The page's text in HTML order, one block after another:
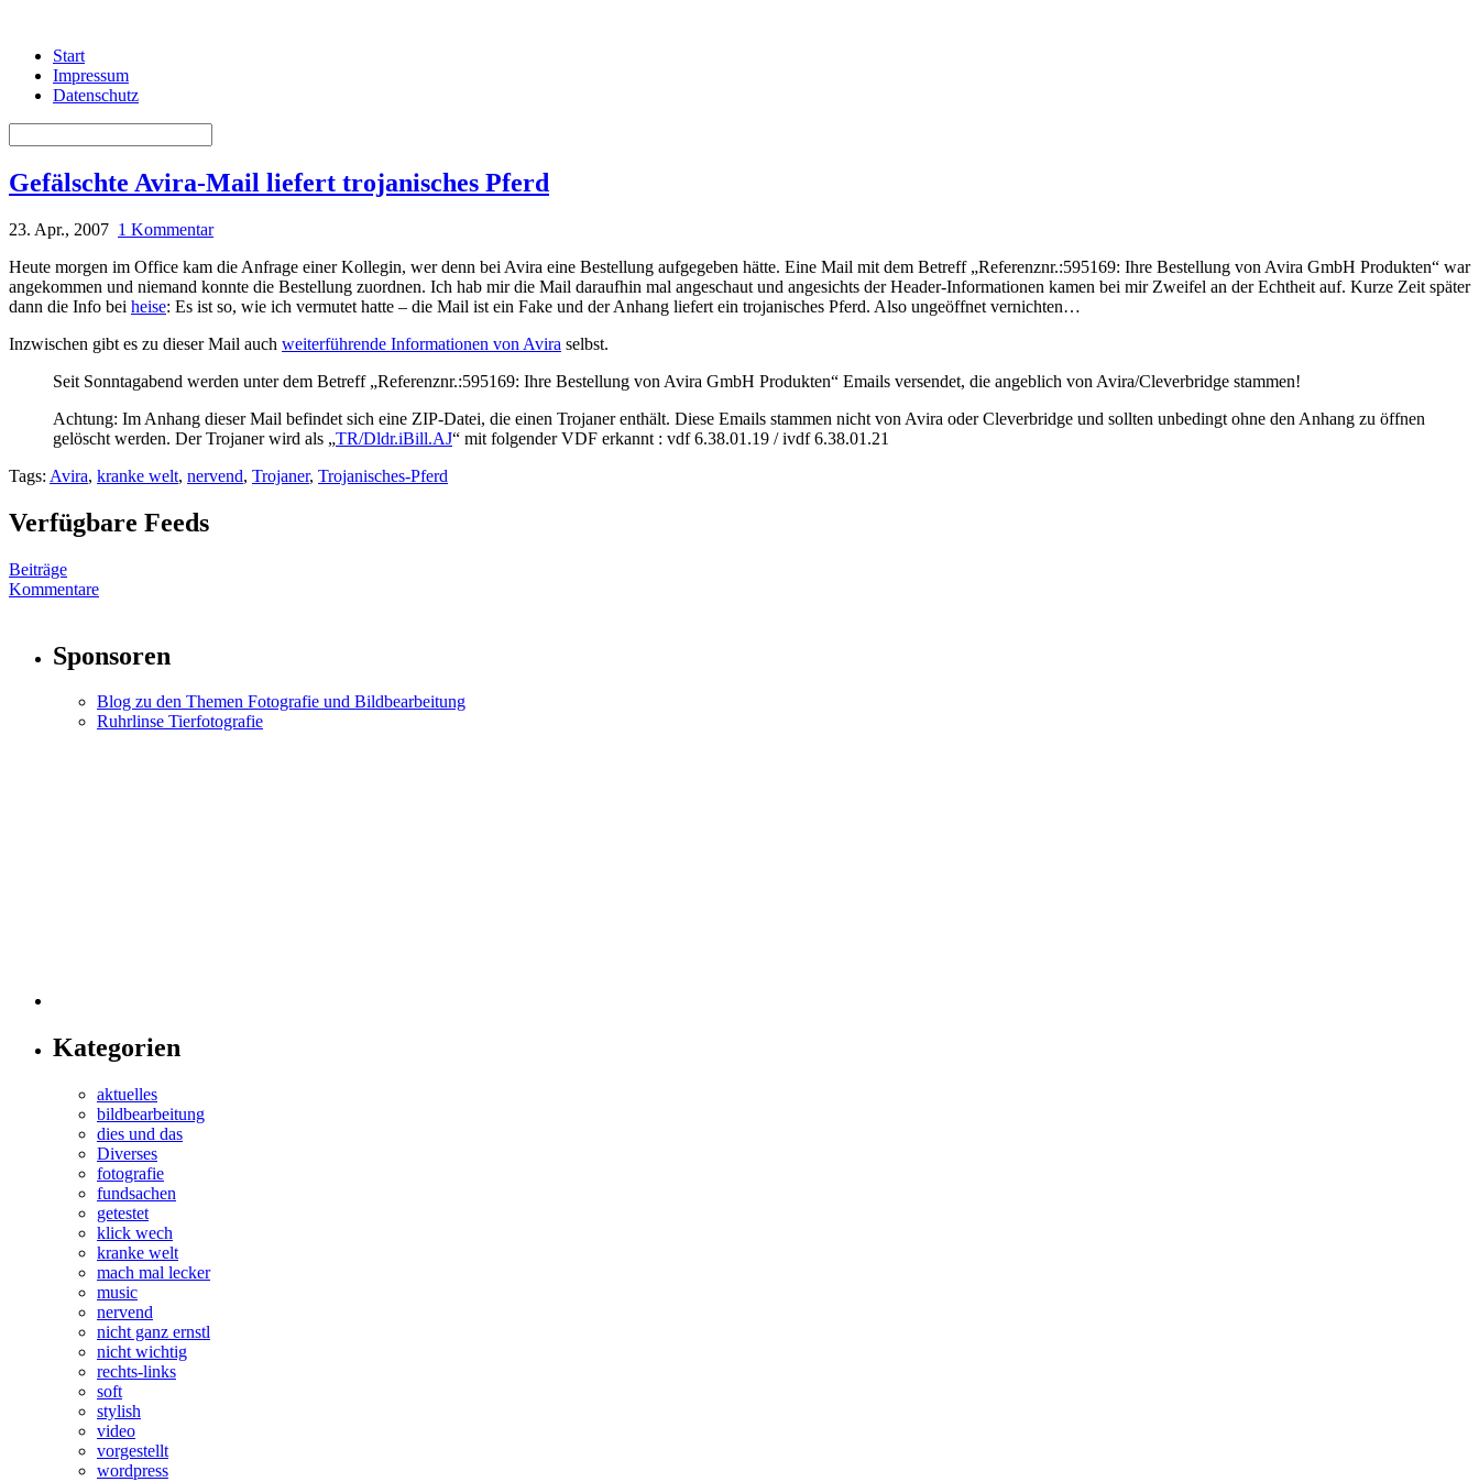
Start
Impressum
Datenschutz
Gefälschte Avira-Mail liefert trojanisches Pferd
23. Apr., 2007 1 Kommentar
Heute morgen im Office kam die Anfrage einer Kollegin, wer denn bei Avira eine Bestellung aufgegeben hätte. Eine Mail mit dem Betreff „Referenznr.:595169: Ihre Bestellung von Avira GmbH Produkten“ war
angekommen und niemand konnte die Bestellung zuordnen. Ich hab mir die Mail daraufhin mal angeschaut und angesichts der Header-Informationen kamen bei mir Zweifel an der Echtheit auf. Kurze Zeit später
dann die Info bei heise: Es ist so, wie ich vermutet hatte – die Mail ist ein Fake und der Anhang liefert ein trojanisches Pferd. Also ungeöffnet vernichten…
Inzwischen gibt es zu dieser Mail auch weiterführende Informationen von Avira selbst.
Seit Sonntagabend werden unter dem Betreff „Referenznr.:595169: Ihre Bestellung von Avira GmbH Produkten“ Emails versendet, die angeblich von Avira/Cleverbridge stammen!
Achtung: Im Anhang dieser Mail befindet sich eine ZIP-Datei, die einen Trojaner enthält. Diese Emails stammen nicht von Avira oder Cleverbridge und sollten unbedingt ohne den Anhang zu öffnen
gelöscht werden. Der Trojaner wird als „TR/Dldr.iBill.AJ“ mit folgender VDF erkannt : vdf 6.38.01.19 / ivdf 6.38.01.21
Tags: Avira, kranke welt, nervend, Trojaner, Trojanisches-Pferd
Verfügbare Feeds
Beiträge
Kommentare
Sponsoren
Blog zu den Themen Fotografie und Bildbearbeitung
Ruhrlinse Tierfotografie
Kategorien
aktuelles
bildbearbeitung
dies und das
Diverses
fotografie
fundsachen
getestet
klick wech
kranke welt
mach mal lecker
music
nervend
nicht ganz ernstl
nicht wichtig
rechts-links
soft
stylish
video
vorgestellt
wordpress